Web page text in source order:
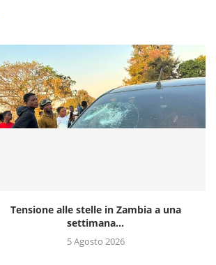
Tensione alle stelle in Zambia a una
settimana...
5 Agosto 2026